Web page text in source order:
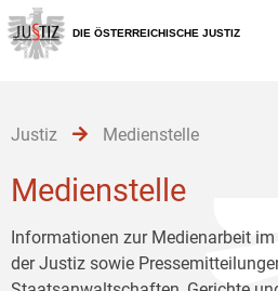
Zur
Hauptnavigation
[1]
Zum
Inhalt
[2]
Zum
Untermenü
[3]
DIE ÖSTERREICHISCHE JUSTIZ
Justiz Medienstelle
Medienstelle
Informationen zur Medienarbeit
der Justiz sowie